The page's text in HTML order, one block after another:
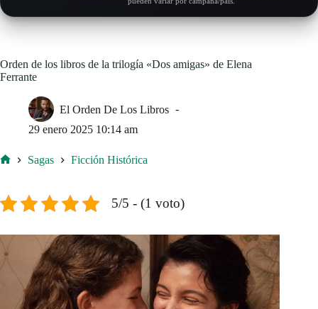
Orden de los libros de la trilogía «Dos amigas» de Elena
Ferrante
El Orden De Los Libros
29 enero 2025 10:14 am
Sagas Ficción Histórica
5/5 - (1 voto)